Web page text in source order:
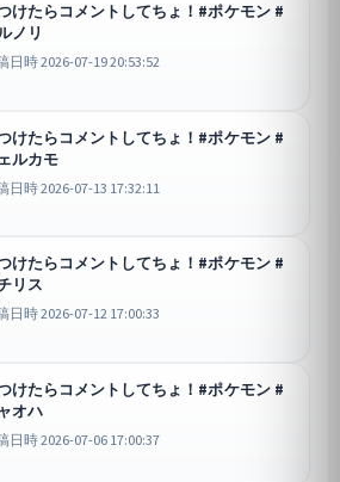
けたらコメントしてちょ！#ポケモン #
ノリ
日時 2026-07-19 20:53:52
けたらコメントしてちょ！#ポケモン #
ルカモ
日時 2026-07-13 17:32:11
けたらコメントしてちょ！#ポケモン #
リス
日時 2026-07-12 17:00:33
けたらコメントしてちょ！#ポケモン #
オハ
日時 2026-07-06 17:00:37